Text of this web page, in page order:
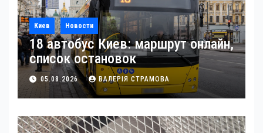
Киев Новости
18 автобус Киев: маршрут онлайн,
список остановок
05.08.2026 ВАЛЕРІЯ СТРАМОВА